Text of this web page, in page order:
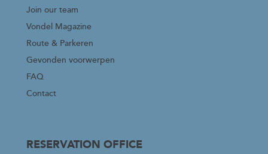
Join our team
Vondel Magazine
Route & Parkeren
Gevonden voorwerpen
FAQ
Contact
RESERVATION OFFICE